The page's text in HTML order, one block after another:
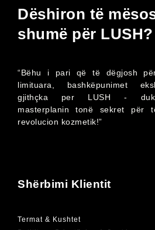
Dëshiron të
shumë për LUSH?
“Bëhu i pari që të dëgjosh
limituara, bashkëpunimet
gjithçka per LUSH -
masterplanin tonë sekret për
revolucion kozmetik!”
Shërbimi Klientit
Termat & Kushtet